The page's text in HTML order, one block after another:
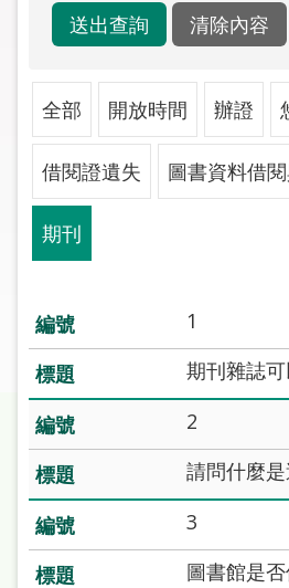
報
導
關
於
市
圖
線
上
常
見
問
答
加
入
市
圖
全部 開放時間 辦證
借閱證遺失 圖書資料借
期刊
1
期刊雜誌
2
請問什麼
3
圖書館是